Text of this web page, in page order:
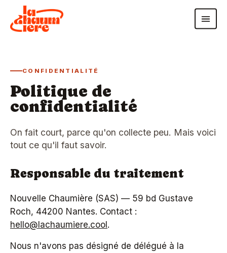
CONFIDENTIALITÉ
Politique de
confidentialité
On fait court, parce qu'on collecte peu. Mais voici
tout ce qu'il faut savoir.
Responsable du traitement
Nouvelle Chaumière (SAS) — 59 bd Gustave
Roch, 44200 Nantes. Contact :
hello@lachaumiere.cool.
Nous n'avons pas désigné de délégué à la